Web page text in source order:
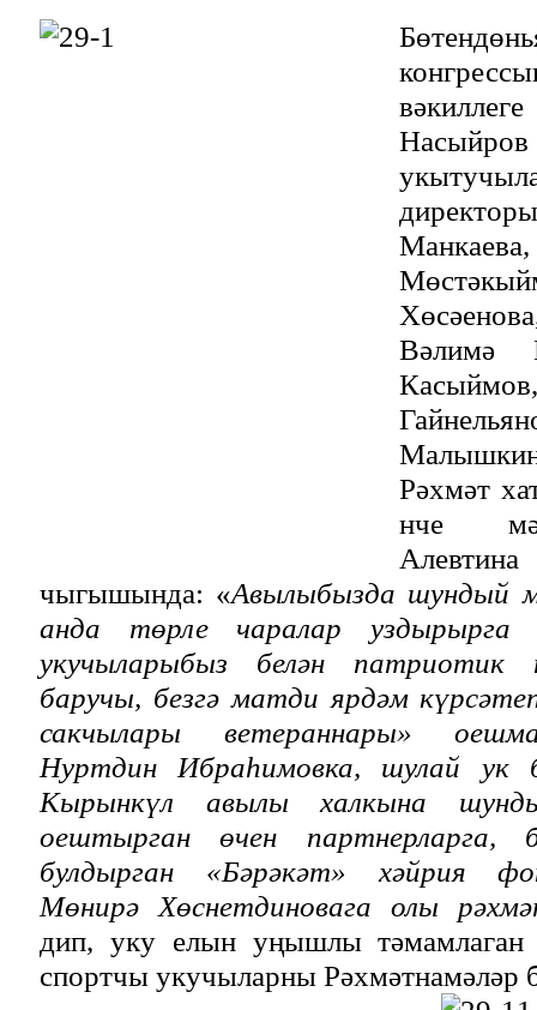
Вәлимә
Рәхмәт
нче
чыгышында: «Авылыбызда шундый
анда төрле чаралар уздырырга
укучыларыбыз белән
баручы, безгә матди ярдәм
сакчылары ветераннары»
Нуртдин Ибраһимовка, шулай ук
Кырынкүл авылы халкына
оештырган өчен партнерларга,
булдырган «Бәрәкәт» хәйрия
Мөнирә Хөснетдиновага олы
дип, уку елын уңышлы тәмамлаган
спортчы укучыларны Рәхмәтнамәләр